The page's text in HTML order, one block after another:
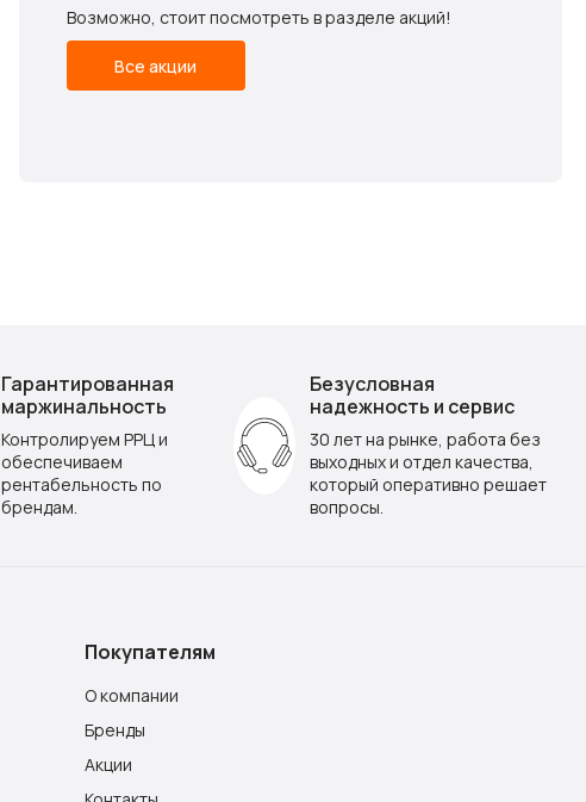
Возможно, стоит посмотреть в разделе акций!
Все акции
Гарантированная
маржинальность
Контролируем РРЦ и
обеспечиваем
рентабельность по
брендам.
Безусловная
надежность и сервис
30 лет на рынке, работа без
выходных и отдел качества,
который оперативно решает
вопросы.
Покупателям
О компании
Бренды
Акции